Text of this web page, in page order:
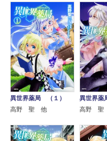
異世界薬局 （１）
高野 聖 他
異世界薬
高野